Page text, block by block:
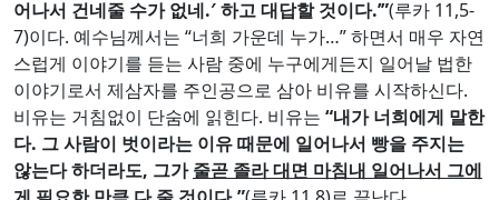
7)이다. 예수님께서는 “너희 가운데 누가…” 하면서 매우 자연
스럽게 이야기를 듣는 사람 중에 누구에게든지 일어날 법한
이야기로서 제삼자를 주인공으로 삼아 비유를 시작하신다.
비유는 거침없이 단숨에 읽힌다. 비유는“내가 너희에게 말한
다.그 사람이 벗이라는 이유 때문에 일어나서 빵을 주지는
않는다 하더라도,그가 줄곧 졸라 대면 마침내 일어나서 그에
게 필요한 만큼 다 줄 것이다 .”(루카 11,8)로 끝난다.